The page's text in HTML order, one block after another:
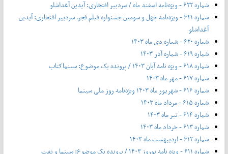
شماره ۶۲۲ - ویژه‌نامه اسفند ماه / سردبیر افتخاری: آیدین آغداشلو
شماره ۶۲۱ - ویژه‌نامه چهل‌ و‌ سومین جشنواره فیلم فجر، سردبیر افتخاری: آیدین
آغداشلو
شماره ۶۲۰ - شماره دی ماه ۱۴۰۳
شماره ۶۱۹ - شماره آذر ۱۴۰۳
شماره ۶۱۸ - ویژه نامه آبان ۱۴۰۳ / پرونده یک موضوع: سینماکتاب
شماره ۶۱۷ - مهر ماه ۱۴۰۳
شماره ۶۱۶ - شهریور ماه ۱۴۰۳ ویژه‌نامه روز ملی سینما
شماره ۶۱۵ - مرداد ماه ۱۴۰۳
شماره ۶۱۴ - تیر ماه ۱۴۰۳
شماره ۶۱۳ - خرداد ماه ۱۴۰۳
شماره ۶۱۲ - اردیبهشت ماه ۱۴۰۳
شماره ۶۱۱ - ویژه نامه نوروز ۱۴۰۳ / پرونده یک موضوع: سینما و نفت